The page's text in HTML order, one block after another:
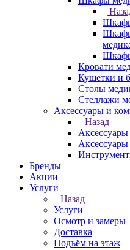
Кровати
Кушетки и
Столы
Стеллажи
Аксессуары и
Назад
Бренды
Акции
Услуги
Назад
Услуги
Осмотр и замеры
Доставка
Подъём на этаж